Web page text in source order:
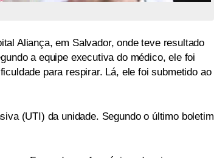
Aliança, em Salvador, onde teve resultado
a equipe executiva do médico, ele foi
para respirar. Lá, ele foi submetido ao
(UTI) da unidade. Segundo o último boletim